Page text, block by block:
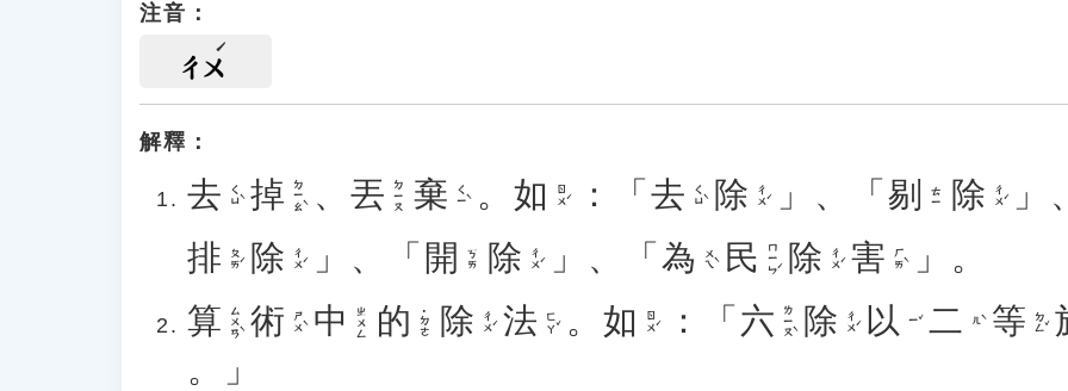
注音：
ㄔㄨ
解釋：
去 ㄑㄩˋ 掉 ㄉㄧㄠˋ 、 丟 ㄉㄧㄡ 棄 ㄑㄧˋ 。 如 ㄖㄨˊ ：「 去 ㄑㄩˋ 除 ㄔㄨˊ 」、「 剔 ㄊㄧ 除 ㄔㄨˊ
」
排 ㄆㄞˊ 除 ㄔㄨˊ 」、「 開 ㄎㄞ 除 ㄔㄨˊ 」、「 為 ㄨㄟˋ 民 ㄇㄧㄣˊ 除 ㄔㄨˊ 害 ㄏㄞˋ
」。
算 ㄙㄨㄢˋ 術 ㄕㄨˋ 中 ㄓㄨㄥ 的 ˙ㄉㄜ 除 ㄔㄨˊ 法 ㄈㄚˇ 。 如 ㄖㄨˊ ：「 六 ㄌㄧㄡˋ 除 ㄔㄨˊ 以 ㄧˇ 二 ㄦˋ 等 ㄉㄥˇ
。」